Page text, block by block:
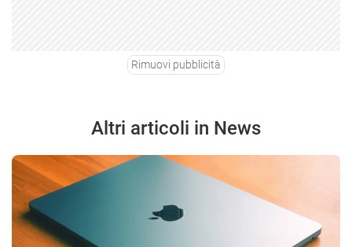
Rimuovi pubblicità
Altri articoli in News